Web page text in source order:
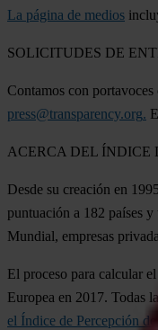
La página de medios
SOLICITUDES DE
Contamos con
press@transparency.org.
ACERCA DEL ÍNDICE
Desde su creación en
puntuación a 182 países
Mundial, empresas
El proceso para calcular
Europea en 2017. Todas
el Índice de Percepción de